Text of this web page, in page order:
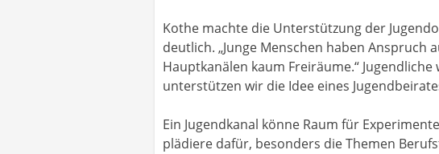
Kothe machte die Unterstützung der
deutlich. „Junge Menschen haben
Hauptkanälen kaum Freiräume.“
unterstützen wir die Idee eines
Ein Jugendkanal könne Raum für
plädiere dafür, besonders die Themen